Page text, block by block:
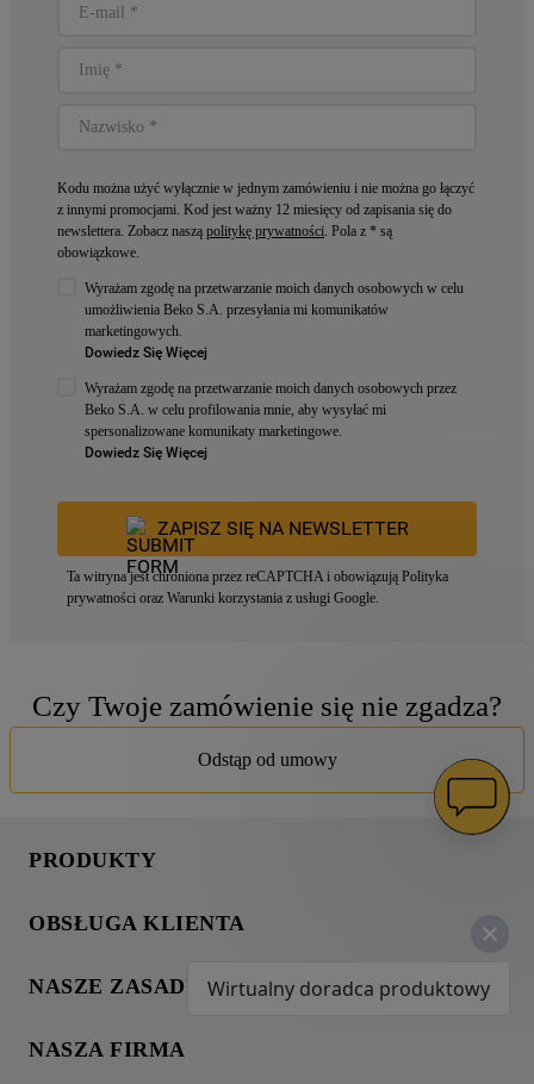
Kodu można użyć wyłącznie w jednym zamówieniu i nie można go łączyć
z innymi promocjami. Kod jest ważny 12 miesięcy od zapisania się do
newslettera. Zobacz naszą politykę prywatności. Pola z * są
obowiązkowe.
Wyrażam zgodę na przetwarzanie moich danych osobowych w celu
umożliwienia Beko S.A. przesyłania mi komunikatów
marketingowych.
Dowiedz Się Więcej
Wyrażam zgodę na przetwarzanie moich danych osobowych przez
Beko S.A. w celu profilowania mnie, aby wysyłać mi
spersonalizowane komunikaty marketingowe.
Dowiedz Się Więcej
ZAPISZ SIĘ NA NEWSLETTER
Ta witryna jest chroniona przez reCAPTCHA i obowiązują Polityka
prywatności oraz Warunki korzystania z usługi Google.
Czy Twoje zamówienie się nie zgadza?
Odstąp od umowy
PRODUKTY
Chłodnictwo
OBSŁUGA KLIENTA
Napisz do nas
NASZE ZASADY
Polityka prywatności
NASZA FIRMA
Wirtualny doradca produktowy